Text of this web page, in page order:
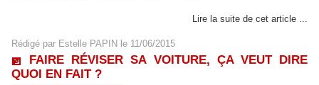
Lire la suite de cet article ...
Rédigé par Estelle PAPIN le 11/06/2015
FAIRE RÉVISER SA VOITURE, ÇA VEUT DIRE
QUOI EN FAIT ?